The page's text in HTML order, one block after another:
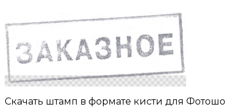
Скачать штамп в формате кисти для